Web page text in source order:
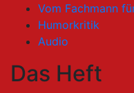
Vom Fachmann
Humorkritik
Audio
Das Heft